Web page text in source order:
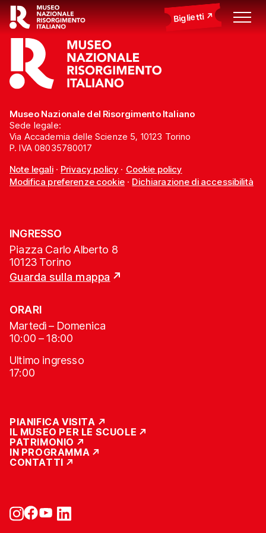
Biglietti
Museo Nazionale del Risorgimento Italiano
Sede legale:
Via Accademia delle Scienze 5, 10123 Torino
P. IVA 08035780017
Note legali· Privacy policy · Cookie policy
Modifica preferenze cookie· Dichiarazione di accessibilità
INGRESSO
Piazza Carlo Alberto 8
10123 Torino
Guarda sulla mappa
ORARI
Martedì – Domenica
10:00 – 18:00
Ultimo ingresso
17:00
PIANIFICA VISITA
IL MUSEO PER LE SCUOLE
PATRIMONIO
IN PROGRAMMA
CONTATTI